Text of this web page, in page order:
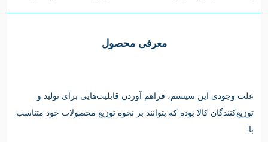
معرفی محصول
علت وجودی این سیستم، فراهم آوردن قابلیت‌هایی برای تولید و
توزیع‌کنندگان کالا بوده که بتوانند بر نحوه توزیع محصولات خود متناسب
با: